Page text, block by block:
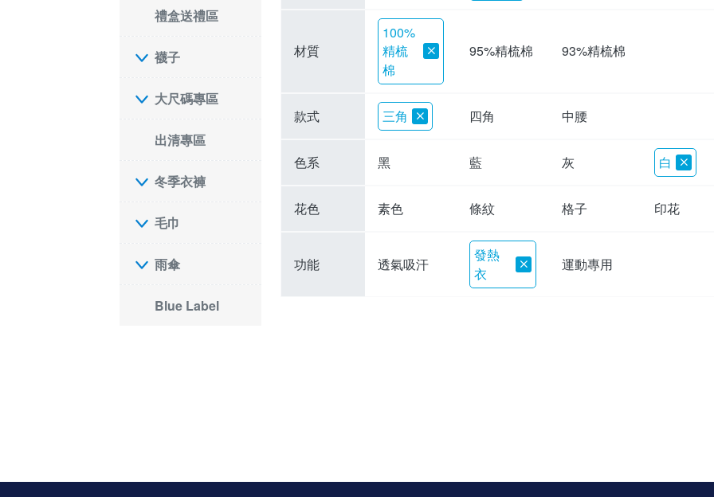
禮盒送禮區
襪子
大尺碼專區
出清專區
冬季衣褲
毛巾
雨傘
Blue Label
材質
100%
精梳
棉
95%精梳棉 93%精梳棉
款式 三角 四角 中腰
色系 黑 藍 灰 白
花色 素色 條紋 格子 印花
功能 透氣吸汗
發熱
衣
運動專用